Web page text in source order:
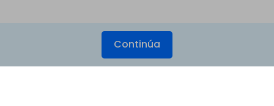
Continúa